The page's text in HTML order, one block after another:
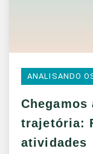
ANALISANDO
trajetória:
atividades